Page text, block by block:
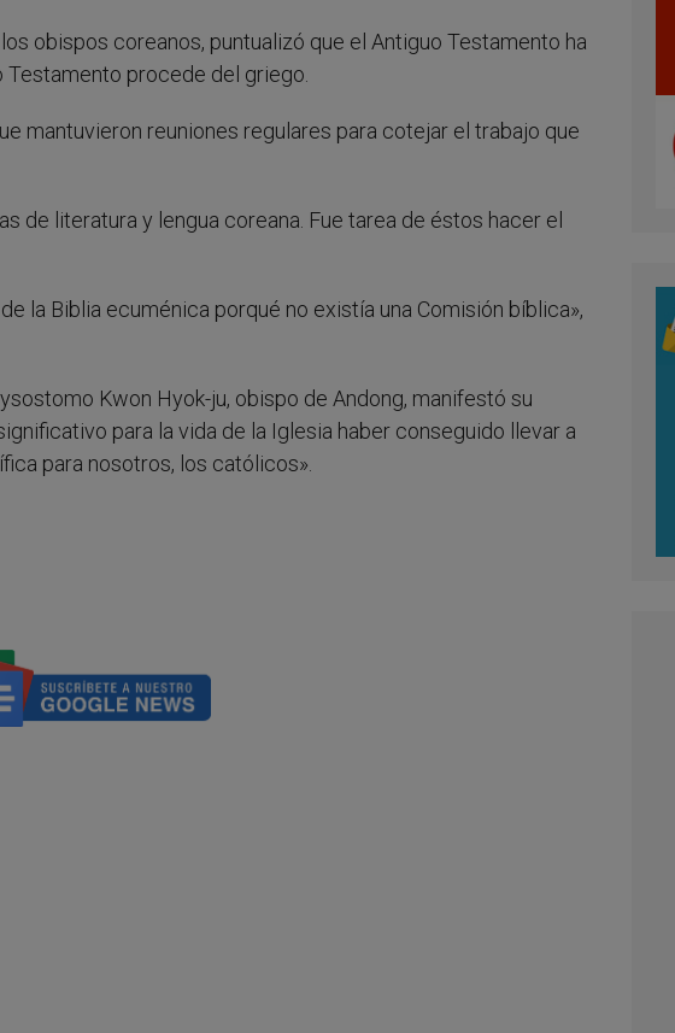
obispos coreanos, puntualizó que el Antiguo Testamento ha
procede del griego.
mantuvieron reuniones regulares para cotejar el trabajo que
de literatura y lengua coreana. Fue tarea de éstos hacer el
la Biblia ecuménica porqué no existía una Comisión bíblica»,
Kwon Hyok-ju, obispo de Andong, manifestó su
para la vida de la Iglesia haber conseguido llevar a
para nosotros, los católicos».